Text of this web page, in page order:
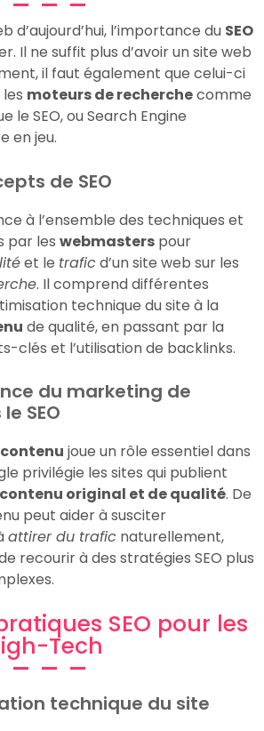
d’aujourd’hui, l’importance du SEO
Il ne suffit plus d’avoir un site web
il faut également que celui-ci
moteurs de recherchecomme
le SEO, ou Search Engine
en jeu.
de SEO
à l’ensemble des techniques et
par les webmasters pour
et le trafic d’un site web sur les
. Il comprend différentes
technique du site à la
de qualité, en passant par la
clés et l’utilisation de backlinks.
du marketing de
SEO
joue un rôle essentiel dans
privilégie les sites qui publient
contenu original et de qualité. De
peut aider à susciter
attirer du trafic naturellement,
recourir à des stratégies SEO plus
SEO pour les
Tech
technique du site